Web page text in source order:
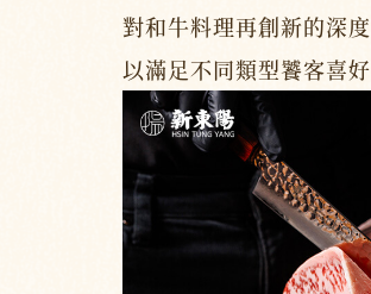
對和牛料理再創新的深
以滿足不同類型饕客喜